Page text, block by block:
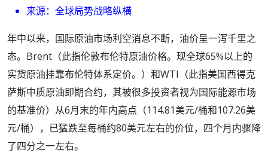
来源：全球局势战略纵横
年中以来，国际原油市场利空消息不断，油价呈一泻千里之
态。Brent（此指伦敦布伦特原油价格。现全球65%以上的
实货原油挂靠布伦特体系定价。）和WTI（此指美国西得克
萨斯中质原油即期合约，其被很多投资者视为国际能源市场
的基准价）从6月末的年内高点（114.81美元/桶和107.26美
元/桶），已猛跌至每桶约80美元左右的价位，四个月内骤降
了四分之一左右。